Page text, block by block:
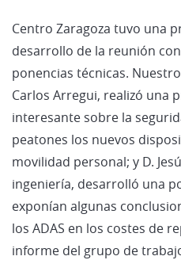
Centro Zaragoza tuvo una
desarrollo de la reunión
ponencias técnicas.
Carlos Arregui, realizó una
interesante sobre la
peatones los nuevos
movilidad personal; y D.
ingeniería, desarrolló una
exponían algunas
los ADAS en los costes de
informe del grupo de